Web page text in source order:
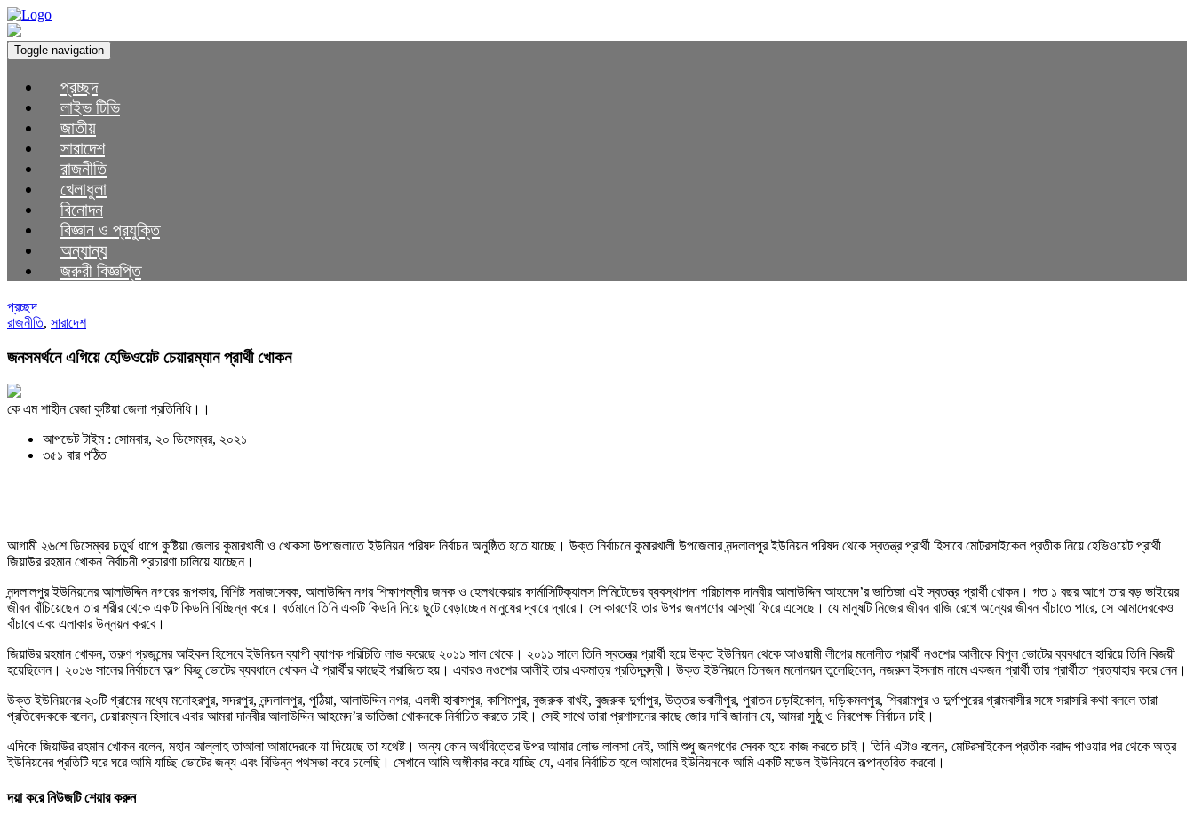
Toggle navigation
প্রচ্ছদ
লাইভ টিভি
জাতীয়
সারাদেশ
রাজনীতি
খেলাধুলা
বিনোদন
বিজ্ঞান ও প্রযুক্তি
অন্যান্য
জরুরী বিজ্ঞপ্তি
প্রচ্ছদ
রাজনীতি, সারাদেশ
জনসমর্থনে এগিয়ে হেভিওয়েট চেয়ারম্যান প্রার্থী খোকন
কে এম শাহীন রেজা কুষ্টিয়া জেলা প্রতিনিধি।।
আপডেট টাইম : সোমবার, ২০ ডিসেম্বর, ২০২১
৩৫১ বার পঠিত
আগামী ২৬শে ডিসেম্বর চতুর্থ ধাপে কুষ্টিয়া জেলার কুমারখালী ও খোকসা উপজেলাতে ইউনিয়ন পরিষদ নির্বাচন অনুষ্ঠিত হতে যাচ্ছে। উক্ত নির্বাচনে কুমারখালী উপজেলার নন্দলালপুর ইউনিয়ন পরিষদ থেকে স্বতন্ত্র প্রার্থী হিসাবে মোটরসাইকেল প্রতীক নিয়ে হেভিওয়েট প্রার্থী
জিয়াউর রহমান খোকন নির্বাচনী প্রচারণা চালিয়ে যাচ্ছেন।
নন্দলালপুর ইউনিয়নের আলাউদ্দিন নগরের রূপকার, বিশিষ্ট সমাজসেবক, আলাউদ্দিন নগর শিক্ষাপল্লীর জনক ও হেলথকেয়ার ফার্মাসিটিক্যালস লিমিটেডের ব্যবস্থাপনা পরিচালক দানবীর আলাউদ্দিন আহমেদ’র ভাতিজা এই স্বতন্ত্র প্রার্থী খোকন। গত ১ বছর আগে তার বড় ভাইয়ের
জীবন বাঁচিয়েছেন তার শরীর থেকে একটি কিডনি বিচ্ছিন্ন করে। বর্তমানে তিনি একটি কিডনি নিয়ে ছুটে বেড়াচ্ছেন মানুষের দ্বারে দ্বারে। সে কারণেই তার উপর জনগণের আস্থা ফিরে এসেছে। যে মানুষটি নিজের জীবন বাজি রেখে অন্যের জীবন বাঁচাতে পারে, সে আমাদেরকেও
বাঁচাবে এবং এলাকার উন্নয়ন করবে।
জিয়াউর রহমান খোকন, তরুণ প্রজন্মের আইকন হিসেবে ইউনিয়ন ব্যাপী ব্যাপক পরিচিতি লাভ করেছে ২০১১ সাল থেকে। ২০১১ সালে তিনি স্বতন্ত্র প্রার্থী হয়ে উক্ত ইউনিয়ন থেকে আওয়ামী লীগের মনোনীত প্রার্থী নওশের আলীকে বিপুল ভোটের ব্যবধানে হারিয়ে তিনি বিজয়ী
হয়েছিলেন। ২০১৬ সালের নির্বাচনে অল্প কিছু ভোটের ব্যবধানে খোকন ঐ প্রার্থীর কাছেই পরাজিত হয়। এবারও নওশের আলীই তার একমাত্র প্রতিদ্বন্দ্বী। উক্ত ইউনিয়নে তিনজন মনোনয়ন তুলেছিলেন, নজরুল ইসলাম নামে একজন প্রার্থী তার প্রার্থীতা প্রত্যাহার করে নেন।
উক্ত ইউনিয়নের ২০টি গ্রামের মধ্যে মনোহরপুর, সদরপুর, নন্দলালপুর, পুঠিয়া, আলাউদ্দিন নগর, এলঙ্গী হাবাসপুর, কাশিমপুর, বুজরুক বাখই, বুজরুক দুর্গাপুর, উত্তর ভবানীপুর, পুরাতন চড়াইকোল, দড়িকমলপুর, শিবরামপুর ও দুর্গাপুরের গ্রামবাসীর সঙ্গে সরাসরি কথা বললে তারা
প্রতিবেদককে বলেন, চেয়ারম্যান হিসাবে এবার আমরা দানবীর আলাউদ্দিন আহমেদ’র ভাতিজা খোকনকে নির্বাচিত করতে চাই। সেই সাথে তারা প্রশাসনের কাছে জোর দাবি জানান যে, আমরা সুষ্ঠু ও নিরপেক্ষ নির্বাচন চাই।
এদিকে জিয়াউর রহমান খোকন বলেন, মহান আল্লাহ তাআলা আমাদেরকে যা দিয়েছে তা যথেষ্ট। অন্য কোন অর্থবিত্তের উপর আমার লোভ লালসা নেই, আমি শুধু জনগণের সেবক হয়ে কাজ করতে চাই। তিনি এটাও বলেন, মোটরসাইকেল প্রতীক বরাদ্দ পাওয়ার পর থেকে অত্র
ইউনিয়নের প্রতিটি ঘরে ঘরে আমি যাচ্ছি ভোটের জন্য এবং বিভিন্ন পথসভা করে চলেছি। সেখানে আমি অঙ্গীকার করে যাচ্ছি যে, এবার নির্বাচিত হলে আমাদের ইউনিয়নকে আমি একটি মডেল ইউনিয়নে রূপান্তরিত করবো।
দয়া করে নিউজটি শেয়ার করুন